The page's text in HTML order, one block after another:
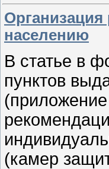
населению
В статье в
пунктов
(камер